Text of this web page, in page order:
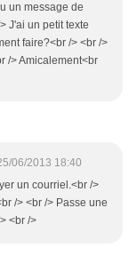
un message de
J'ai un petit texte
faire?<br /> <br />
/> Amicalement<br
06/2013 18:40
un courriel.<br />
/> <br /> Passe une
<br />